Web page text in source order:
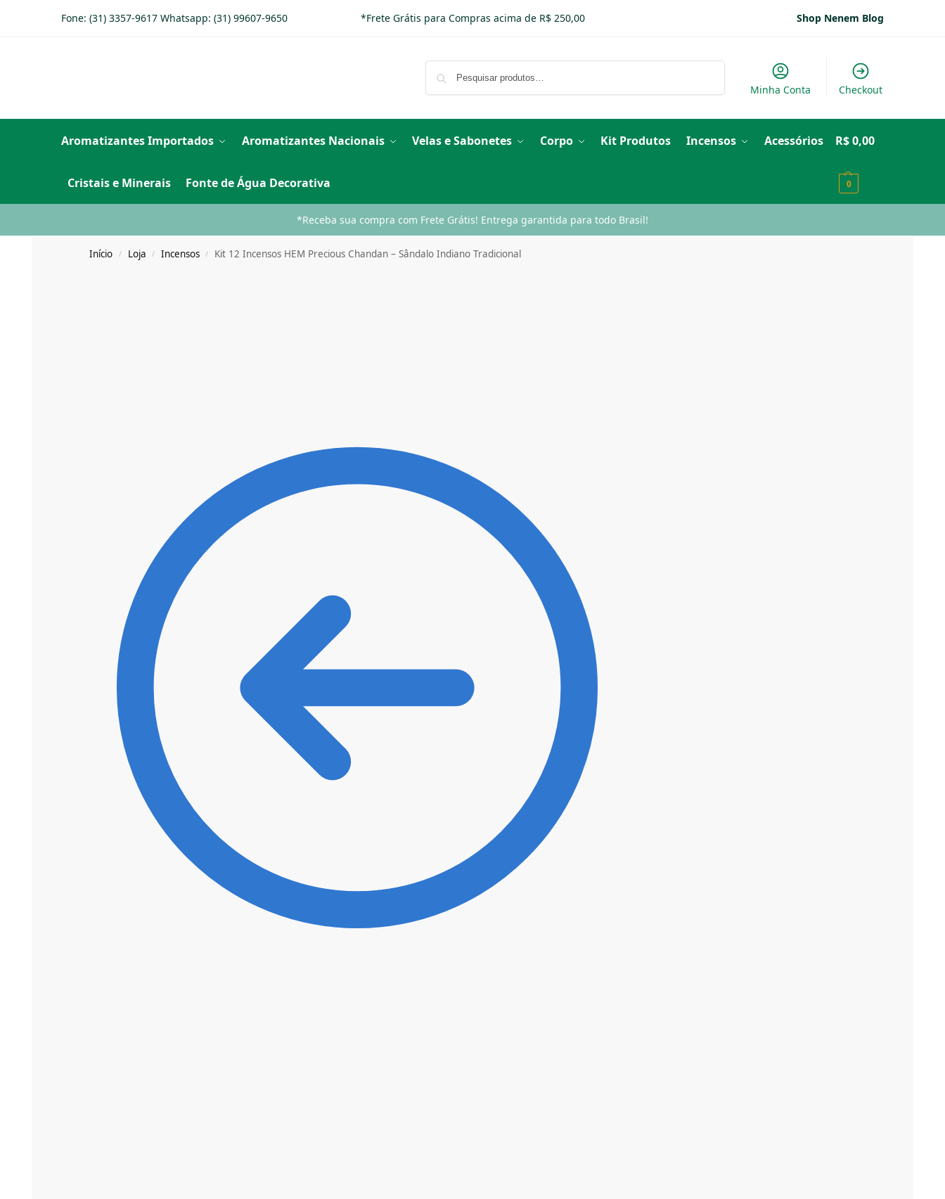
Fone: (31) 3357-9617 Whatsapp: (31) 99607-9650 *Frete Grátis para Compras acima de R$ 250,00 Shop Nenem Blog
Minha Conta Checkout
Aromatizantes Importados Aromatizantes Nacionais Velas e Sabonetes Corpo Kit Produtos Incensos Acessórios
Cristais e Minerais Fonte de Água Decorativa
R$0,00
0
*Receba sua compra com Frete Grátis! Entrega garantida para todo Brasil!
Início / Loja / Incensos / Kit 12 Incensos HEM Precious Chandan – Sândalo Indiano Tradicional